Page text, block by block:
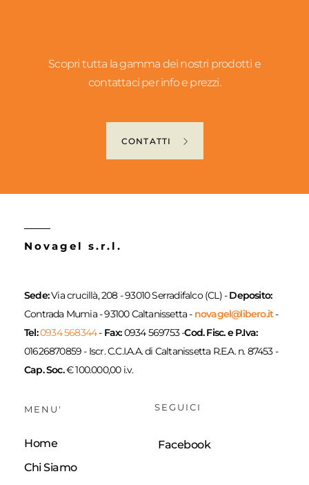
Scopri tutta la gamma dei nostri prodotti e
contattaci per info e prezzi.
CONTATTI
Novagel s.r.l.
Sede:Via crucillà, 208 - 93010 Serradifalco (CL) -Deposito:
Contrada Mumia - 93100 Caltanissetta - novagel@libero.it-
Tel:0934 568344- Fax:0934 569753 -Cod. Fisc. e P.Iva:
01626870859 - Iscr. C.C.I.A.A. di Caltanissetta R.E.A. n. 87453 -
Cap. Soc.€ 100.000,00 i.v.
MENU'
Home
Chi Siamo
SEGUICI
Facebook